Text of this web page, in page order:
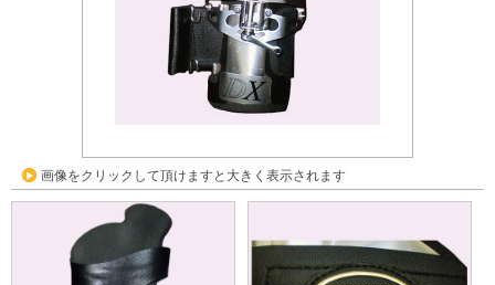
画像をクリックして頂けますと大きく表示されます